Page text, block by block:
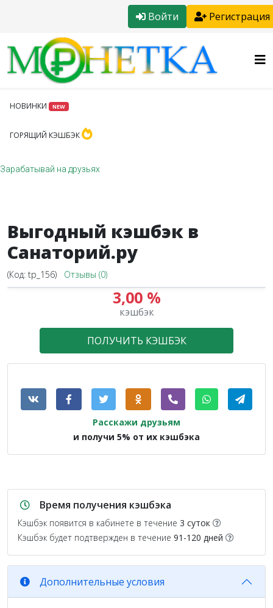
Войти Регистрация
НОВИНКИ NEW
ГОРЯЩИЙ КЭШБЭК
Зарабатывай на друзьях
Выгодный кэшбэк в
Санаторий.ру
(Код: tp_156) Отзывы (0)
3,00 %
кэшбэк
ПОЛУЧИТЬ КЭШБЭК
Расскажи друзьям
и получи 5% от их кэшбэка
Время получения кэшбэка
Кэшбэк появится в кабинете в течение 3 суток
Кэшбэк будет подтвержден в течение 91-120 дней
Дополнительные условия